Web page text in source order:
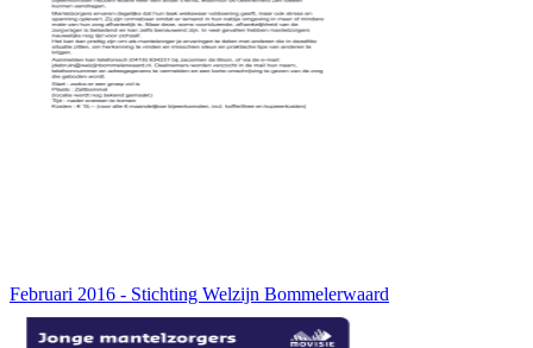
Februari 2016 - Stichting Welzijn Bommelerwaard